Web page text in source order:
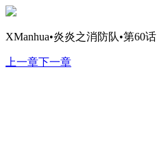
XManhua•炎炎之消防队•第60话
上一章下一章